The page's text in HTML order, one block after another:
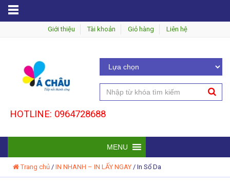
Giới thiệu Tài khoản Giỏ hàng Liên hệ
HOTLINE: 0964728688
MENU
Trang chủ / IN NHANH – IN LẤY NGAY / In Sổ Da